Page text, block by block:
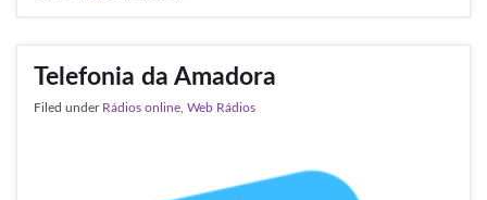
Telefonia da Amadora
Filed under Rádios online Web Rádios